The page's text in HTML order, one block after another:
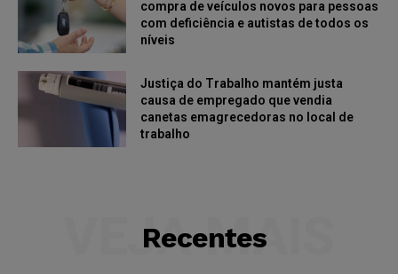
compra de veículos novos para pessoas
com deficiência e autistas de todos os
níveis
Justiça do Trabalho mantém justa
causa de empregado que vendia
canetas emagrecedoras no local de
trabalho
Recentes
VEJA MAIS